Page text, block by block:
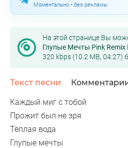
Моментально • без рекламы
На этой странице Вы
Глупые Мечты Pink Remix
320 kbps (10.2 MB, 04:27)
Текст песни
Каждый миг с тобой
Прожит был не зря
Тёплая вода
Глупые мечты